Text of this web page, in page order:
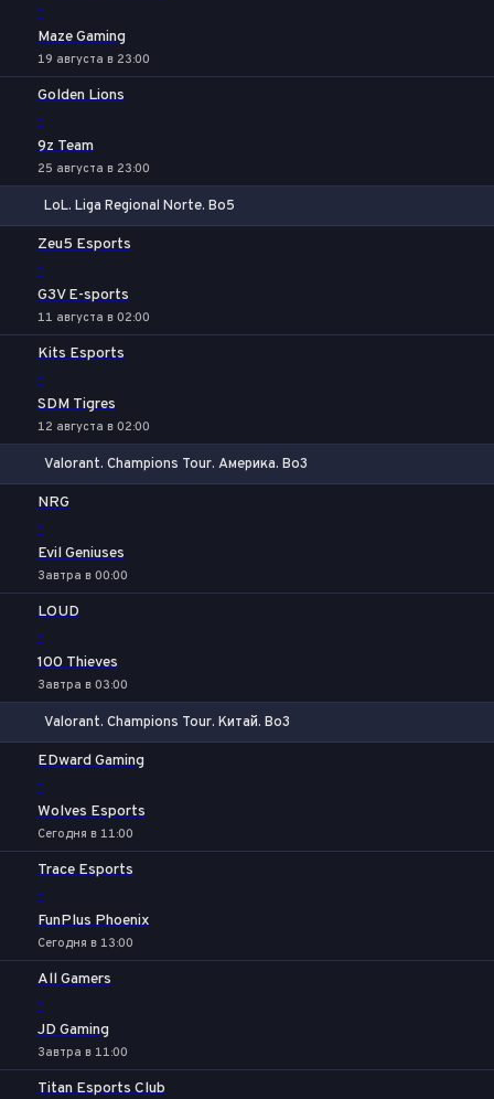
-
Maze Gaming
19 августа в 23:00
Golden Lions
-
9z Team
25 августа в 23:00
LoL. Liga Regional Norte. Bo5
Zeu5 Esports
-
G3V E-sports
11 августа в 02:00
Kits Esports
-
SDM Tigres
12 августа в 02:00
Valorant. Champions Tour. Америка. Bo3
NRG
-
Evil Geniuses
Завтра в 00:00
LOUD
-
100 Thieves
Завтра в 03:00
Valorant. Champions Tour. Китай. Bo3
EDward Gaming
-
Wolves Esports
Сегодня в 11:00
Trace Esports
-
FunPlus Phoenix
Сегодня в 13:00
All Gamers
-
JD Gaming
Завтра в 11:00
Titan Esports Club